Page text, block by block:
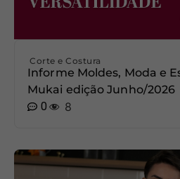
Corte e Costura
Informe Moldes, Moda e
Mukai edição Junho/2026
0
8